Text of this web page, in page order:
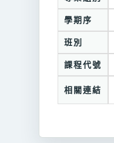
學期序
班別
課程代號
相關連結